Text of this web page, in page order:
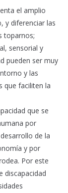
el amplio
y diferenciar las
toparnos;
sensorial y
pueden ser muy
y las
que faciliten la
que se
por
de la
y por
Por este
discapacidad